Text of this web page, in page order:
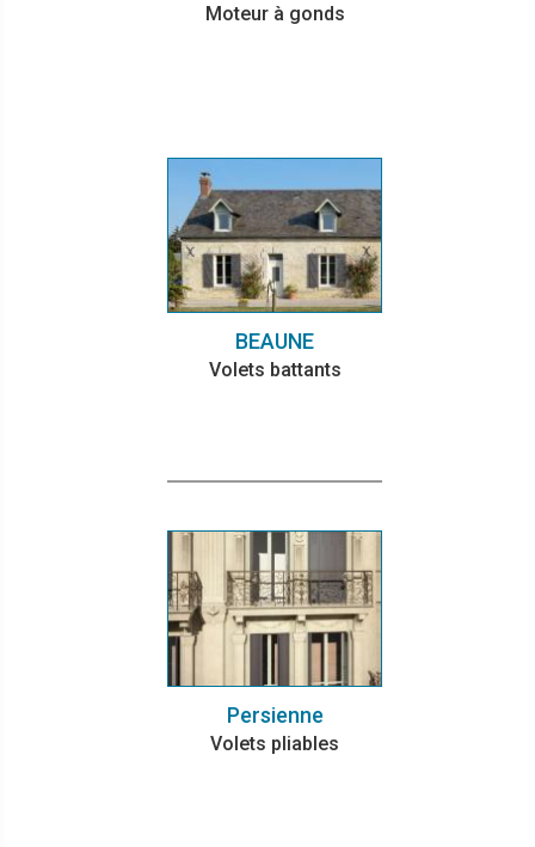
Moteur à gonds
BEAUNE
Volets battants
Persienne
Volets pliables